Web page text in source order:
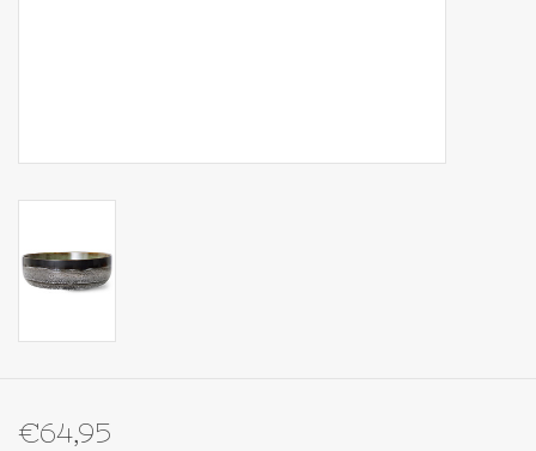
Keukenspullen
Food
Boeken
€64,95